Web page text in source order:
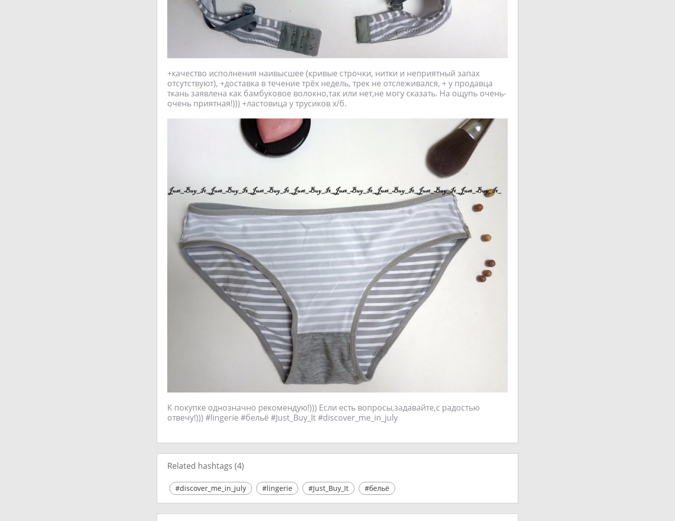
+качество исполнения наивысшее (кривые строчки, нитки и неприятный запах
отсутствуют), +доставка в течение трёх недель, трек не отслеживался, + у продавца
ткань заявлена как бамбуковое волокно,так или нет,не могу сказать. На ощупь очень-
очень приятная!))) +ластовица у трусиков х/б.
К покупке однозначно рекомендую!))) Если есть вопросы,задавайте,с радостью
отвечу!))) #lingerie #бельё #Just_Buy_It #discover_me_in_july
Related hashtags (4)
#discover_me_in_july #lingerie #Just_Buy_It #бельё